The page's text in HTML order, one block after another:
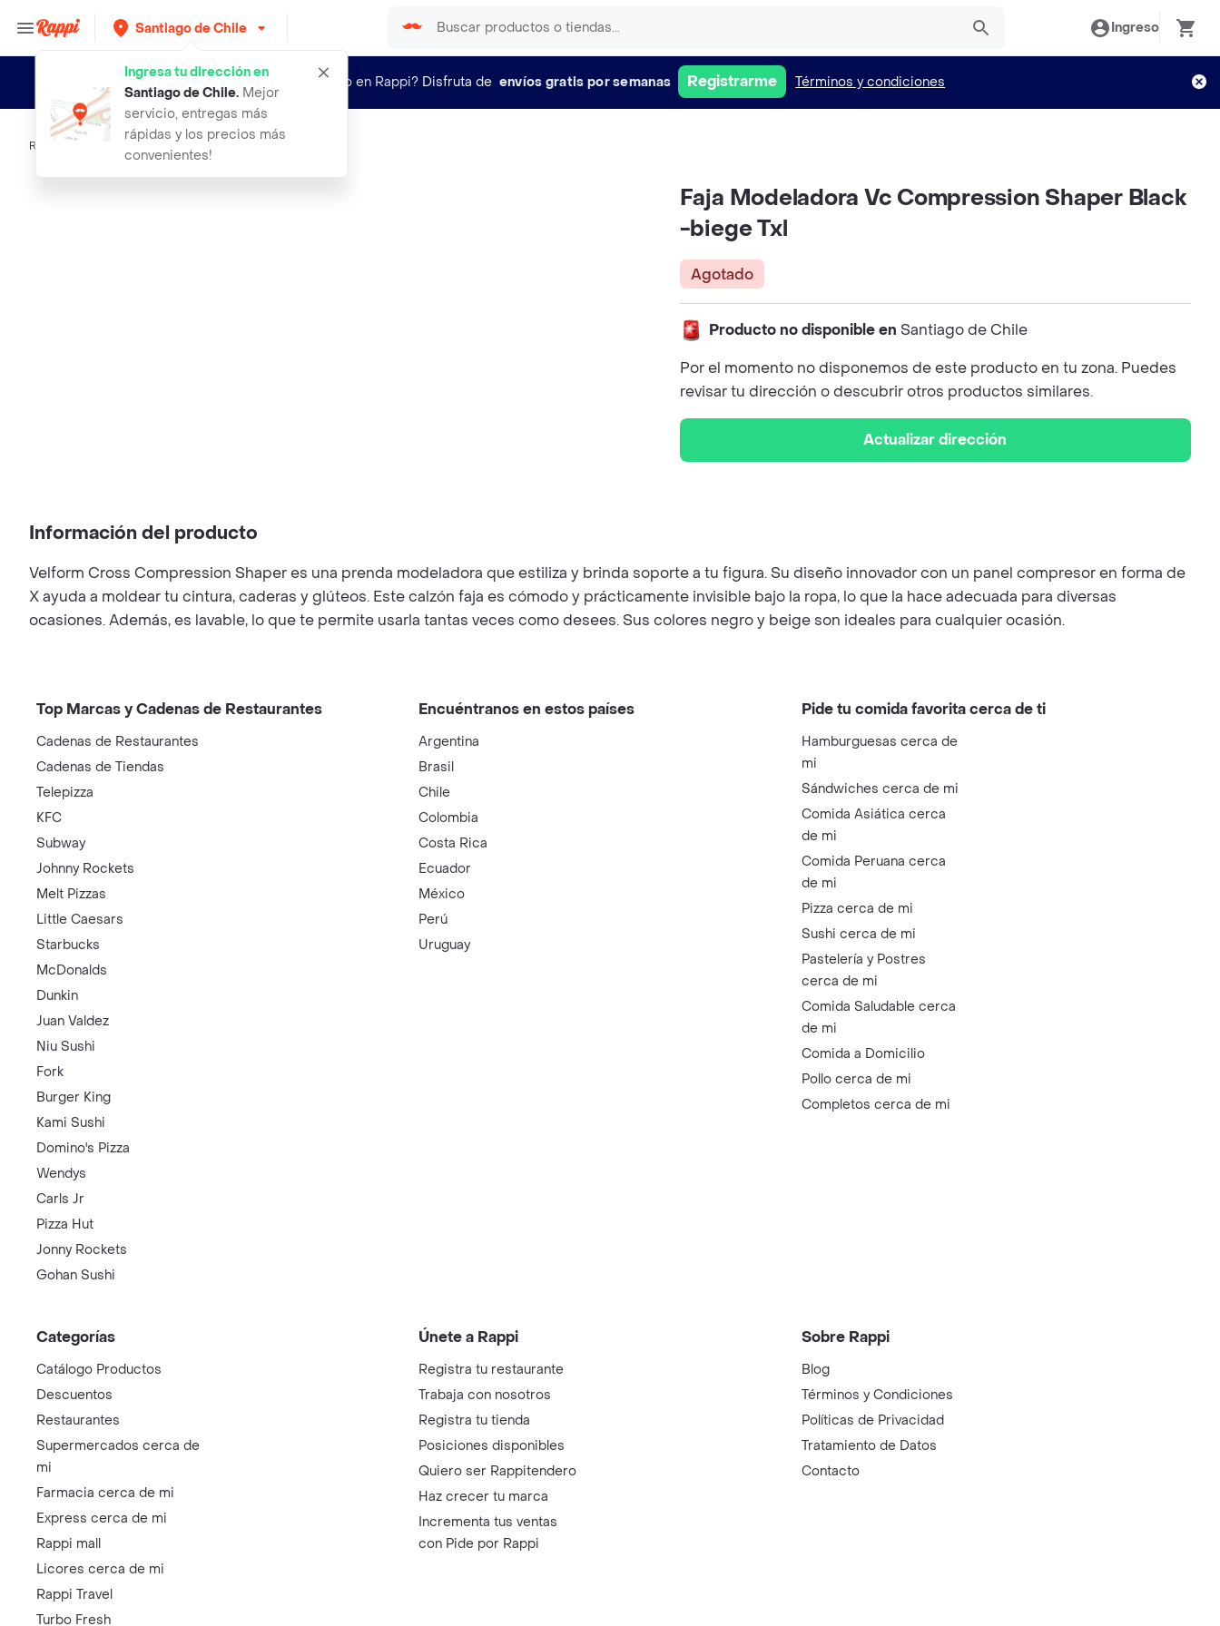
Santiago de Chile
Ingresa tu dirección en
Santiago de Chile. Mejor
servicio, entregas más
rápidas y los precios más
convenientes!
Ingreso
¿Nuevo en Rappi? Disfruta de envíos gratis por semanas Registrarme Términos y condiciones
Rappi faja modeladora vc compression shap
Faja Modeladora Vc Compression Shaper Black
-biege Txl
Agotado
Producto no disponible en Santiago de Chile
Por el momento no disponemos de este producto en tu zona. Puedes
revisar tu dirección o descubrir otros productos similares.
Actualizar dirección
Información del producto
Velform Cross Compression Shaper es una prenda modeladora que estiliza y brinda soporte a tu figura. Su diseño innovador con un panel compresor en forma de
X ayuda a moldear tu cintura, caderas y glúteos. Este calzón faja es cómodo y prácticamente invisible bajo la ropa, lo que la hace adecuada para diversas
ocasiones. Además, es lavable, lo que te permite usarla tantas veces como desees. Sus colores negro y beige son ideales para cualquier ocasión.
Top Marcas y Cadenas de Restaurantes
Cadenas de Restaurantes
Cadenas de Tiendas
Telepizza
KFC
Subway
Johnny Rockets
Melt Pizzas
Little Caesars
Starbucks
McDonalds
Dunkin
Juan Valdez
Niu Sushi
Fork
Burger King
Kami Sushi
Domino's Pizza
Wendys
Carls Jr
Pizza Hut
Jonny Rockets
Gohan Sushi
Encuéntranos en estos países
Argentina
Brasil
Chile
Colombia
Costa Rica
Ecuador
México
Perú
Uruguay
Pide tu comida favorita cerca de ti
Hamburguesas cerca de
mi
Sándwiches cerca de mi
Comida Asiática cerca
de mi
Comida Peruana cerca
de mi
Pizza cerca de mi
Sushi cerca de mi
Pastelería y Postres
cerca de mi
Comida Saludable cerca
de mi
Comida a Domicilio
Pollo cerca de mi
Completos cerca de mi
Categorías
Catálogo Productos
Descuentos
Restaurantes
Supermercados cerca de
mi
Farmacia cerca de mi
Express cerca de mi
Rappi mall
Licores cerca de mi
Rappi Travel
Turbo Fresh
Únete a Rappi
Registra tu restaurante
Trabaja con nosotros
Registra tu tienda
Posiciones disponibles
Quiero ser Rappitendero
Haz crecer tu marca
Incrementa tus ventas
con Pide por Rappi
Sobre Rappi
Blog
Términos y Condiciones
Políticas de Privacidad
Tratamiento de Datos
Contacto